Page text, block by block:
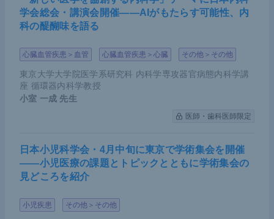
学会総会・講演会開催――AIがもたらす可能性、内
科の醍醐味を語る
心臓血管疾患＞血管 心臓血管疾患＞心臓 その他＞その他
東京大学大学院医学系研究科 内科学専攻器官病態内科学講
座 循環器内科学教授
小室 一成 先生
医師・歯科医師限定
日本小児科学会・4月中旬に東京で学術集会を開催
――小児医療の課題とトピックとともに学術集会の
見どころを紹介
小児疾患 その他＞その他